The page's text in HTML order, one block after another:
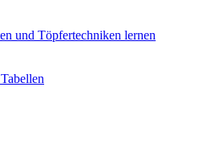
und Töpfertechniken lernen